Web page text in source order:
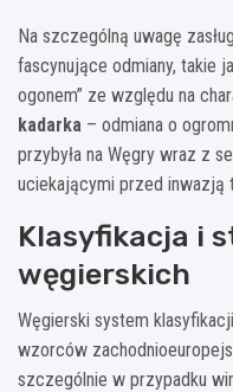
Na szczególną uwagę
fascynujące odmiany, takie
ogonem” ze względu na
kadarka – odmiana o
przybyła na Węgry wraz z
uciekającymi przed inwazją
Klasyfikacja i
węgierskich
Węgierski system
wzorców
szczególnie w przypadku